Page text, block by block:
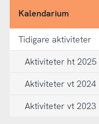
Kalendarium
Tidigare aktiviteter
Aktiviteter ht 2025
Aktiviteter vt 2024
Aktiviteter vt 2023